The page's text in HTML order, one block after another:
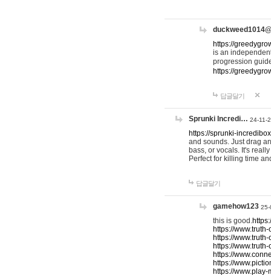
https://
is an
progression
https://
답글달기
Sprunki Incredi… 24-11-
https://sprunki-
and sounds. Just drag
bass, or vocals. It's
Perfect for killing time
답글달기
gamehow123 25-
this is good.
https://
https://
https://
https://
https://
https://